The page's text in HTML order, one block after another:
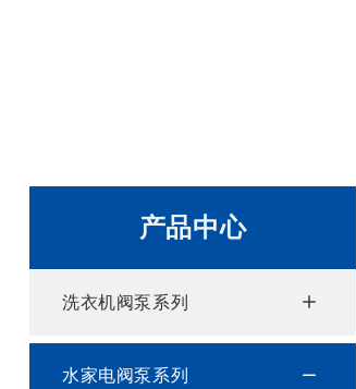
产品中心
洗衣机阀泵系列
水家电阀泵系列